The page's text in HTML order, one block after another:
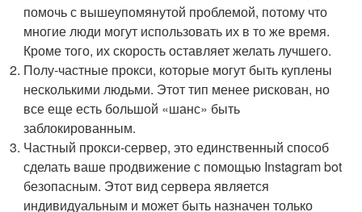
помочь с вышеупомянутой проблемой, потому что
многие люди могут использовать их в то же время.
Кроме того, их скорость оставляет желать лучшего.
Полу-частные прокси, которые могут быть куплены
несколькими людьми. Этот тип менее рискован, но
все еще есть большой «шанс» быть
заблокированным.
Частный прокси-сервер, это единственный способ
сделать ваше продвижение с помощью Instagram bot
безопасным. Этот вид сервера является
индивидуальным и может быть назначен только